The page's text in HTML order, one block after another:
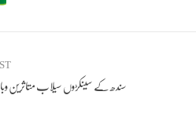
سندھ کے سینکڑوں سیلاب متاثرین